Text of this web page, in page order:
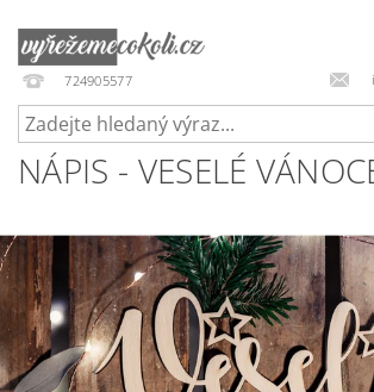
724905577
NÁPIS - VESELÉ